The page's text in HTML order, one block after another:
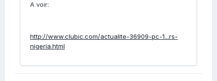
A voir:
http://www.clubic.com/actualite-36909-pc-1...rs-
nigeria.html